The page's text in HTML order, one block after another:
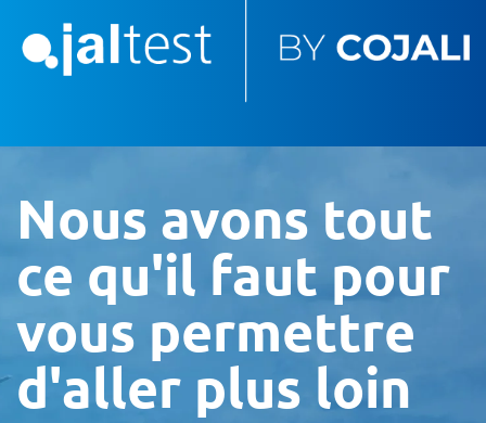
Nous avons tout
ce qu'il faut pour
vous permettre
d'aller plus loin